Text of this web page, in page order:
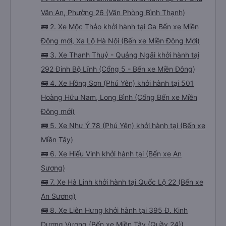
Văn An, Phường 26 (Văn Phòng Bình Thạnh)
🚌 2. Xe Mộc Thảo khởi hành tại Ga Bến xe Miền
Đông mới, Xa Lộ Hà Nội (Bến xe Miền Đông Mới)
🚌 3. Xe Thanh Thuỷ - Quảng Ngãi khởi hành tại
292 Đinh Bộ Lĩnh (Cổng 5 - Bến xe Miền Đông)
🚌 4. Xe Hồng Sơn (Phú Yên) khởi hành tại 501
Hoàng Hữu Nam, Long Bình (Cổng Bến xe Miền
Đông mới)
🚌 5. Xe Như Ý 78 (Phú Yên) khởi hành tại (Bến xe
Miền Tây)
🚌 6. Xe Hiếu Vinh khởi hành tại (Bến xe An
Sương)
🚌 7. Xe Hà Linh khởi hành tại Quốc Lộ 22 (Bến xe
An Sương)
🚌 8. Xe Liên Hưng khởi hành tại 395 Đ. Kinh
Dương Vương (Bến xe Miền Tây (Quầy 24))